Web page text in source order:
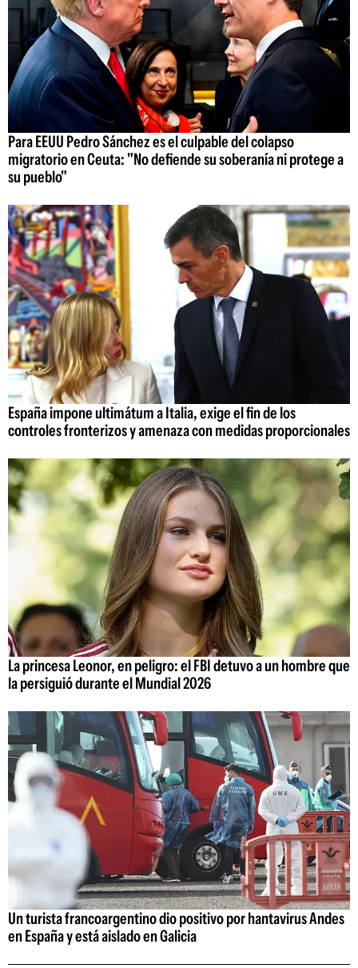
Para EEUU Pedro Sánchez es el culpable del colapso
migratorio en Ceuta: "No defiende su soberanía ni protege a
su pueblo"
España impone ultimátum a Italia, exige el fin de los
controles fronterizos y amenaza con medidas proporcionales
La princesa Leonor, en peligro: el FBI detuvo a un hombre que
la persiguió durante el Mundial 2026
Un turista francoargentino dio positivo por hantavirus Andes
en España y está aislado en Galicia